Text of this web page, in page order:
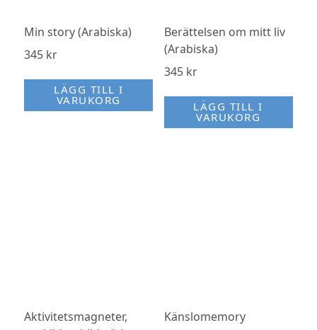
Min story (Arabiska)
345 kr
LÄGG TILL I
VARUKORG
Berättelsen om mitt liv
(Arabiska)
345 kr
LÄGG TILL I
VARUKORG
Aktivitetsmagneter,
Känslomemory